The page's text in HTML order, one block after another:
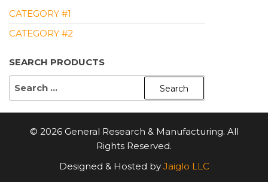
CATEGORY #1
CATEGORY #2
SEARCH PRODUCTS
SEARCH
© 2026 General Research & Manufacturing. All
Rights Reserved.
Designed & Hosted by Jaiglo LLC